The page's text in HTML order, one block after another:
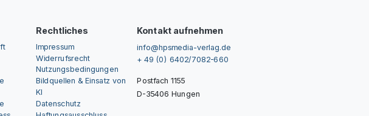
Rechtliches
Impressum
Widerrufsrecht
Nutzungsbedingungen
Bildquellen & Einsatz von
KI
Datenschutz
Kontakt aufnehmen
info@hpsmedia-verlag.de
+ 49 (0) 6402/7082-660
Postfach 1155
D-35406 Hungen